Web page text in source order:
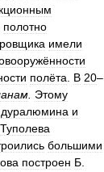
полотно
имели
полёта В 20–
Этому
дуралюмина и
Туполева
большими
построен Б